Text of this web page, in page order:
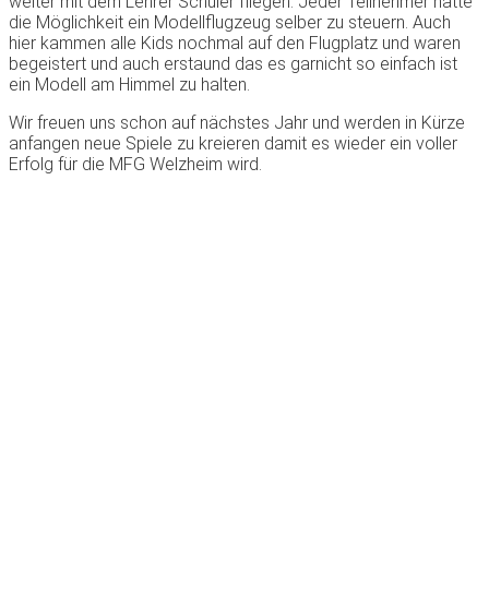
die Möglichkeit ein Modellflugzeug selber zu steuern. Auch
hier kammen alle Kids nochmal auf den Flugplatz und waren
begeistert und auch erstaund das es garnicht so einfach ist
ein Modell am Himmel zu halten.
Wir freuen uns schon auf nächstes Jahr und werden in Kürze
anfangen neue Spiele zu kreieren damit es wieder ein voller
Erfolg für die MFG Welzheim wird.